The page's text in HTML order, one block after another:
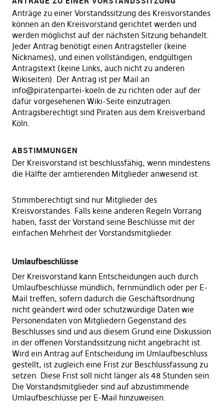
Anträge zu einer Vorstandssitzung des Kreisvorstandes
können an den Kreisvorstand gerichtet werden und
werden möglichst auf der nächsten Sitzung behandelt.
Jeder Antrag benötigt einen Antragsteller (keine
Nicknames), und einen vollständigen, endgültigen
Antragstext (keine Links, auch nicht zu anderen
Wikiseiten). Der Antrag ist per Mail an
info@piratenpartei-koeln.de zu richten oder auf der
dafür vorgesehenen Wiki-Seite einzutragen.
Antragsberechtigt sind Piraten aus dem Kreisverband
Köln.
ABSTIMMUNGEN
Der Kreisvorstand ist beschlussfähig, wenn mindestens
die Hälfte der amtierenden Mitglieder anwesend ist.
Stimmberechtigt sind nur Mitglieder des
Kreisvorstandes. Falls keine anderen Regeln Vorrang
haben, fasst der Vorstand seine Beschlüsse mit der
einfachen Mehrheit der Vorstandsmitglieder.
Umlaufbeschlüsse
Der Kreisvorstand kann Entscheidungen auch durch
Umlaufbeschlüsse mündlich, fernmündlich oder per E-
Mail treffen, sofern dadurch die Geschäftsordnung
nicht geändert wird oder schutzwürdige Daten wie
Personendaten von Mitgliedern Gegenstand des
Beschlusses sind und aus diesem Grund eine Diskussion
in der offenen Vorstandssitzung nicht angebracht ist.
Wird ein Antrag auf Entscheidung im Umlaufbeschluss
gestellt, ist zugleich eine Frist zur Beschlussfassung zu
setzen. Diese Frist soll nicht länger als 48 Stunden sein.
Die Vorstandsmitglieder sind auf abzustimmende
Umlaufbeschlüsse per E-Mail hinzuweisen.